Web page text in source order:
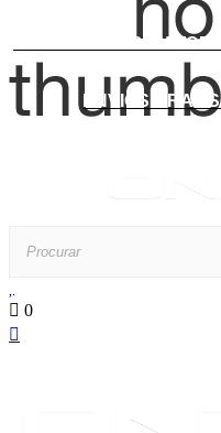
ENVIOS GRATIS EM
ENVIOS
0